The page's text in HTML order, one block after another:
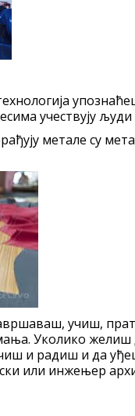
учествују
метале су
учиш,
Уколико
и радиш и да
или инжењер